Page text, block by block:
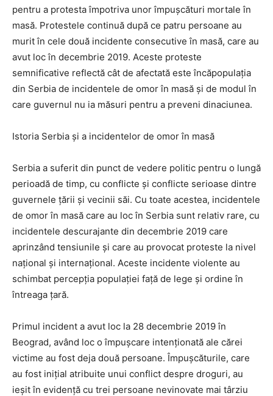
pentru a protesta împotriva unor împușcături mortale în
masă. Protestele continuă după ce patru persoane au
murit în cele două incidente consecutive în masă, care au
avut loc în decembrie 2019. Aceste proteste
semnificative reflectă cât de afectată este încăpopulația
din Serbia de incidentele de omor în masă și de modul în
care guvernul nu ia măsuri pentru a preveni dinaciunea.
Istoria Serbia și a incidentelor de omor în masă
Serbia a suferit din punct de vedere politic pentru o lungă
perioadă de timp, cu conflicte și conflicte serioase dintre
guvernele țării și vecinii săi. Cu toate acestea, incidentele
de omor în masă care au loc în Serbia sunt relativ rare, cu
incidentele descurajante din decembrie 2019 care
aprinzând tensiunile și care au provocat proteste la nivel
național și internațional. Aceste incidente violente au
schimbat percepția populației față de lege și ordine în
întreaga țară.
Primul incident a avut loc la 28 decembrie 2019 în
Beograd, având loc o împușcare intenționată ale cărei
victime au fost deja două persoane. Împușcăturile, care
au fost inițial atribuite unui conflict despre droguri, au
ieșit în evidență cu trei persoane nevinovate mai târziu